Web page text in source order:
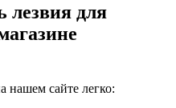
лезвия для
нашем сайте легко: